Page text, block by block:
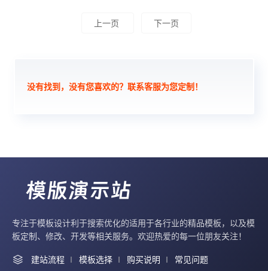
上一页 下一页
没有找到，没有您喜欢的？联系客服为您定制！
专注于模板设计利于搜索优化的适用于各行业的精品模板，以及模
板定制、修改、开发等相关服务。欢迎热爱的每一位朋友关注！
建站流程 模板选择 购买说明 常见问题